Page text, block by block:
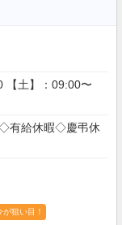
【土】：09:00〜
有給休暇◇慶弔休
が狙い目！